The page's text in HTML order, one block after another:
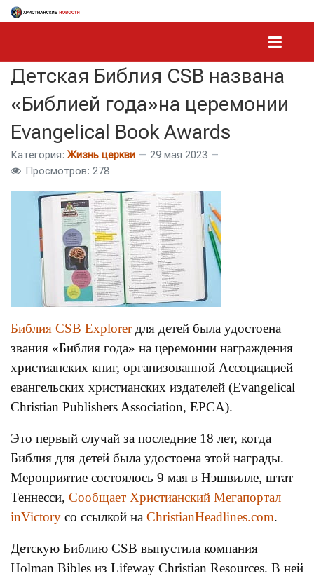
Детская Библия CSB названа
«Библией года»на церемонии
Evangelical Book Awards
Категория: Жизнь церкви
29 мая 2023
Просмотров: 278
Библия CSB Explorerдля детей была удостоена
звания «Библия года» на церемонии награждения
христианских книг, организованной Ассоциацией
евангельских христианских издателей (Evangelical
Christian Publishers Association, EPCA).
Это первый случай за последние 18 лет, когда
Библия для детей была удостоена этой награды.
Мероприятие состоялось 9 мая в Нэшвилле, штат
Теннесси, Сообщает Христианский Мегапортал
inVictory со ссылкой на ChristianHeadlines.com.
Детскую Библию CSB выпустила компания
Holman Bibles из Lifeway Christian Resources. В ней